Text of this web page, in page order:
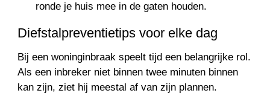
ronde je huis mee in de gaten houden.
Diefstalpreventietips voor elke dag
Bij een woninginbraak speelt tijd een belangrijke rol.
Als een inbreker niet binnen twee minuten binnen
kan zijn, ziet hij meestal af van zijn plannen.